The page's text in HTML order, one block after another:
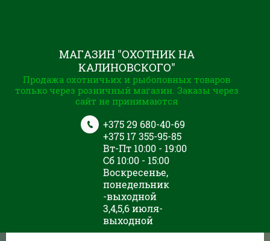
МАГАЗИН "ОХОТНИК НА
КАЛИНОВСКОГО"
Продажа охотничьих и рыболовных товаров
только через розничный магазин. Заказы через
сайт не принимаются
+375 29 680-40-69
+375 17 355-95-85
Вт-Пт 10:00 - 19:00
Сб 10:00 - 15:00
Воскресенье,
понедельник
-выходной
3,4,5,6 июля-
выходной